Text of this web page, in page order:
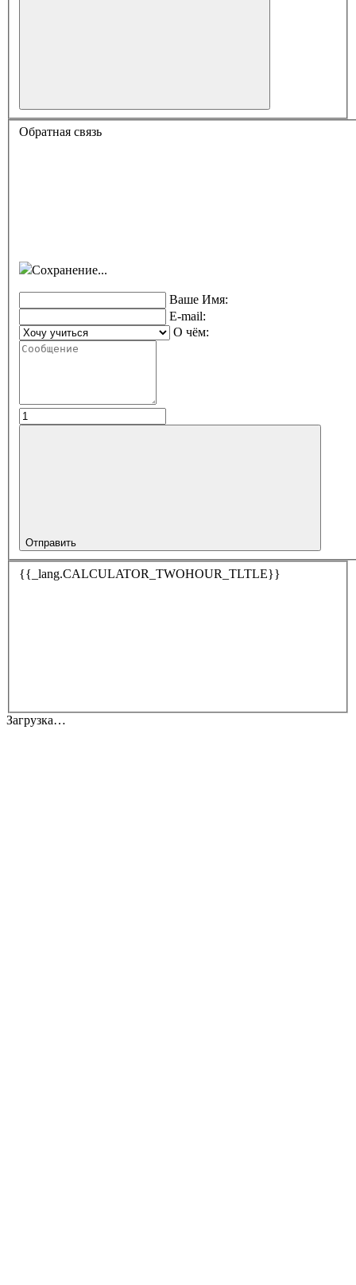
Обратная связь
Сохранение...
Ваше Имя:
E-mail:
О чём:
Отправить
{{_lang.CALCULATOR_TWOHOUR_TLTLE}}
Загрузка…